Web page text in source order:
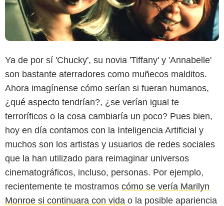
Ya de por sí 'Chucky', su novia 'Tiffany' y 'Annabelle'
son bastante aterradores como muñecos malditos.
Ahora imagínense cómo serían si fueran humanos,
¿qué aspecto tendrían?, ¿se verían igual te
terroríficos o la cosa cambiaría un poco? Pues bien,
hoy en día contamos con la Inteligencia Artificial y
muchos son los artistas y usuarios de redes sociales
que la han utilizado para reimaginar universos
cinematográficos, incluso, personas. Por ejemplo,
recientemente te mostramos cómo se vería Marilyn
Monroe si continuara con vida o la posible apariencia
Instagram @hidreley